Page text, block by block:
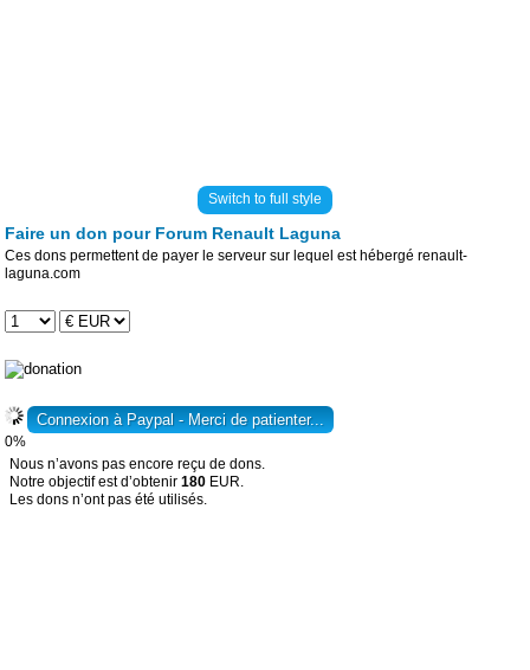
Switch to full style
Faire un don pour Forum Renault Laguna
Ces dons permettent de payer le serveur sur lequel est hébergé renault-
laguna.com
0%
Nous n’avons pas encore reçu de dons.
Notre objectif est d’obtenir 180 EUR.
Les dons n’ont pas été utilisés.